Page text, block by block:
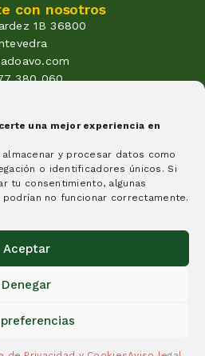
una mejor experiencia en
y procesar datos como
o identificadores únicos. Si
tu consentimiento, algunas
no funcionar correctamente.
Aceptar
Denegar
arena, y nuestra apuesta por
con nosotros
1B 36800
380 060
a 20:00
a 14:00
de pago